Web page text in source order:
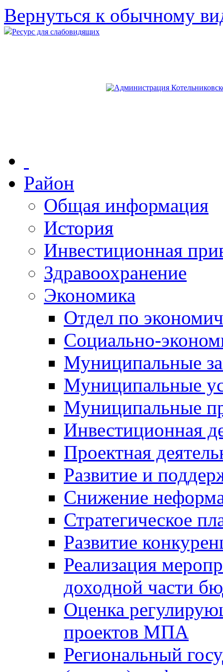
Вернуться к обычному
Ресурс для слабовидящих
Район
Общая информация
История
Инвестиционная
Здравоохранение
Экономика
Отдел по
Социально-
Муниципальные
Муниципальные
Муниципальные
Инвестиционная
Проектная
Развитие и
Снижение
Стратегическое
Развитие
Реализация
доходной части
Оценка
проектов МПА
Региональный